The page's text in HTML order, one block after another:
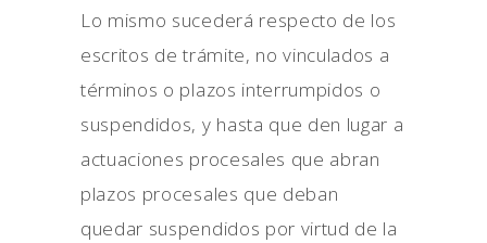
Lo mismo sucederá respecto de los
escritos de trámite, no vinculados a
términos o plazos interrumpidos o
suspendidos, y hasta que den lugar a
actuaciones procesales que abran
plazos procesales que deban
quedar suspendidos por virtud de la